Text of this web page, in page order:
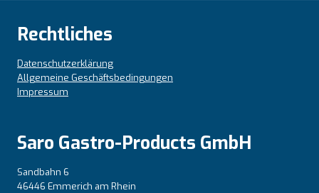
Rechtliches
Datenschutzerklärung
Allgemeine Geschäftsbedingungen
Impressum
Saro Gastro-Products GmbH
Sandbahn 6
46446 Emmerich am Rhein